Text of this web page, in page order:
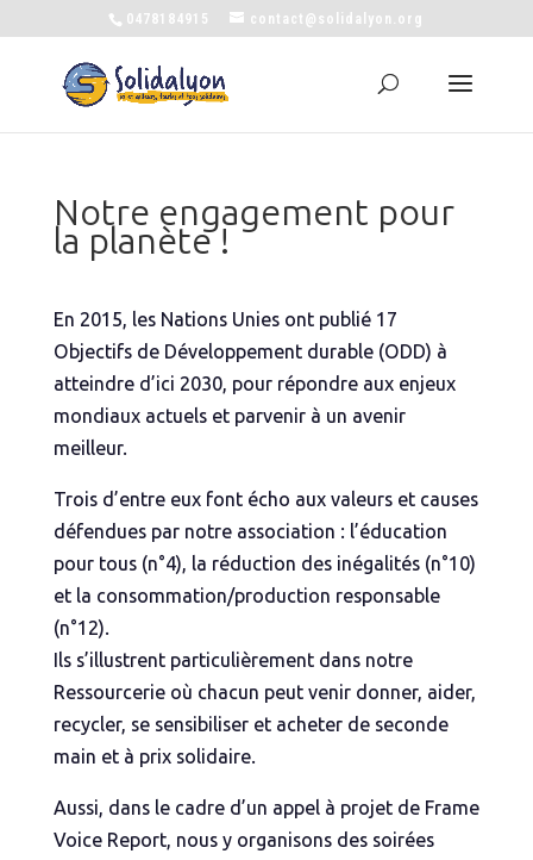
0478184915 contact@solidalyon.org
Notre engagement pour
la planète !
En 2015, les Nations Unies ont publié 17
Objectifs de Développement durable (ODD) à
atteindre d’ici 2030, pour répondre aux enjeux
mondiaux actuels et parvenir à un avenir
meilleur.
Trois d’entre eux font écho aux valeurs et causes
défendues par notre association : l’éducation
pour tous (n°4), la réduction des inégalités (n°10)
et la consommation/production responsable
(n°12).
Ils s’illustrent particulièrement dans notre
Ressourcerie où chacun peut venir donner, aider,
recycler, se sensibiliser et acheter de seconde
main et à prix solidaire.
Aussi, dans le cadre d’un appel à projet de Frame
Voice Report, nous y organisons des soirées